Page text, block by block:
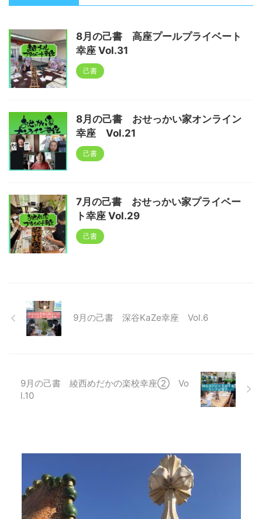
8月の己書 高座プールプライベート
幸座 Vol.31
己書
8月の己書 おせっかい家オンライン
幸座 Vol.21
己書
7月の己書 おせっかい家プライベー
ト幸座 Vol.29
己書
9月の己書 深谷KaZe幸座 Vol.6
9月の己書 綾西めだかの楽校幸座② Vo
l.10